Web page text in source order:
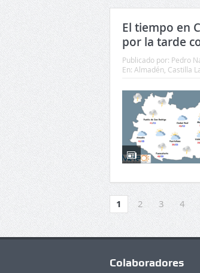
El tiempo en
por la tarde
Publicado por: Pedro
En: Almadén Castilla
1 2 3 4
Colaboradores